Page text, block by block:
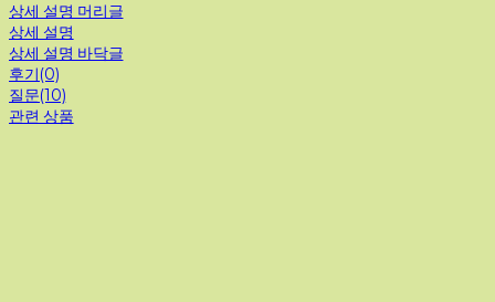
상세 설명 머리글
상세 설명
상세 설명 바닥글
후기(0)
질문(10)
관련 상품